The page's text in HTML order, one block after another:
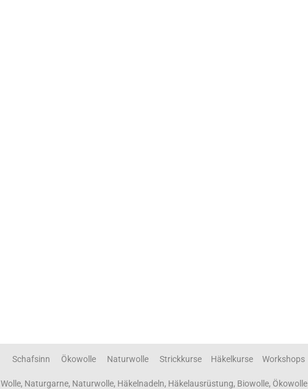
Schafsinn Ökowolle Naturwolle Strickkurse Häkelkurse Workshops
Wolle, Naturgarne, Naturwolle, Häkelnadeln, Häkelausrüstung, Biowolle, Ökowolle